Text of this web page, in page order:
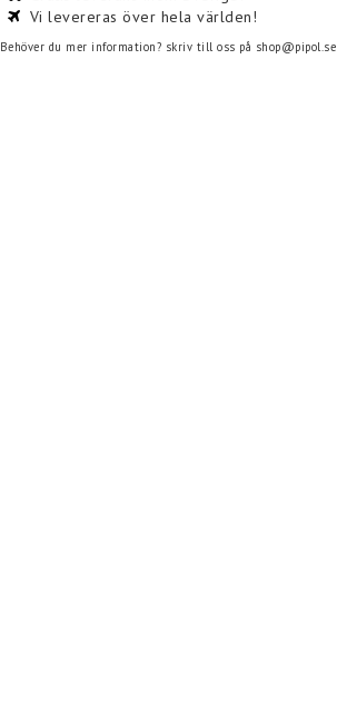
Vi levereras över hela världen!
Behöver du mer information? skriv till oss på shop@pipol.se